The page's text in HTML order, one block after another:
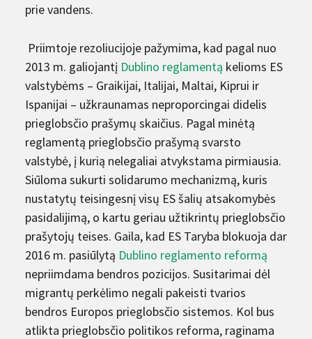
prie vandens.
Priimtoje rezoliucijoje pažymima, kad pagal nuo
2013 m. galiojantį Dublino reglamentą kelioms ES
valstybėms – Graikijai, Italijai, Maltai, Kiprui ir
Ispanijai – užkraunamas neproporcingai didelis
prieglobsčio prašymų skaičius. Pagal minėtą
reglamentą prieglobsčio prašymą svarsto
valstybė, į kurią nelegaliai atvykstama pirmiausia.
Siūloma sukurti solidarumo mechanizmą, kuris
nustatytų teisingesnį visų ES šalių atsakomybės
pasidalijimą, o kartu geriau užtikrintų prieglobsčio
prašytojų teises. Gaila, kad ES Taryba blokuoja dar
2016 m. pasiūlytą Dublino reglamento reformą
nepriimdama bendros pozicijos. Susitarimai dėl
migrantų perkėlimo negali pakeisti tvarios
bendros Europos prieglobsčio sistemos. Kol bus
atlikta prieglobsčio politikos reforma, raginama